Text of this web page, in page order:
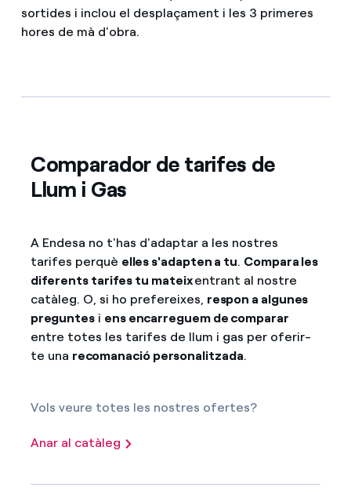
sortides i inclou el desplaçament i les 3 primeres
hores de mà d'obra.
Comparador de tarifes de
Llum i Gas
A Endesa no t'has d'adaptar a les nostres
tarifes perquè elles s'adapten a tu. Compara les
diferents tarifes tu mateixentrant al nostre
catàleg. O, si ho prefereixes, respon a algunes
preguntesi ens encarreguem de comparar
entre totes les tarifes de llum i gas per oferir-
te una recomanació personalitzada.
Vols veure totes les nostres ofertes?
Anar al catàleg